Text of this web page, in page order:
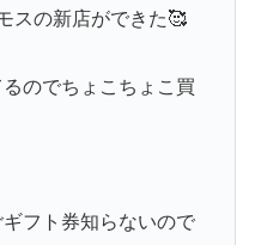
スの新店ができた🥰
のでちょこちょこ買
フト券知らないので